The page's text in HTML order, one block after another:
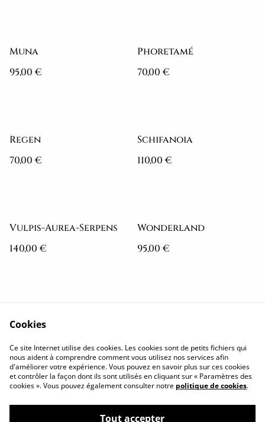
Muna
95,00 €
Phoretamé
70,00 €
Regen
70,00 €
Schifanoia
110,00 €
Vulpis-Aurea-Serpens
140,00 €
Wonderland
95,00 €
Politique de
confidentialité
Conditions
générales
Cookies
Me contacter
Retrouvez moi ICI
Cookies
Ce site Internet utilise des cookies. Les cookies sont de petits fichiers qui
nous aident à comprendre comment vous utilisez nos services afin
d'améliorer votre expérience. Vous pouvez en savoir plus sur ces cookies
et contrôler la façon dont ils sont utilisés en cliquant sur « Paramètres des
cookies ». Vous pouvez également consulter notre politique de cookies.
Tout accepter